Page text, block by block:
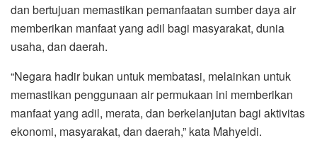
dan bertujuan memastikan pemanfaatan sumber daya air
memberikan manfaat yang adil bagi masyarakat, dunia
usaha, dan daerah.
“Negara hadir bukan untuk membatasi, melainkan untuk
memastikan penggunaan air permukaan ini memberikan
manfaat yang adil, merata, dan berkelanjutan bagi aktivitas
ekonomi, masyarakat, dan daerah,” kata Mahyeldi.